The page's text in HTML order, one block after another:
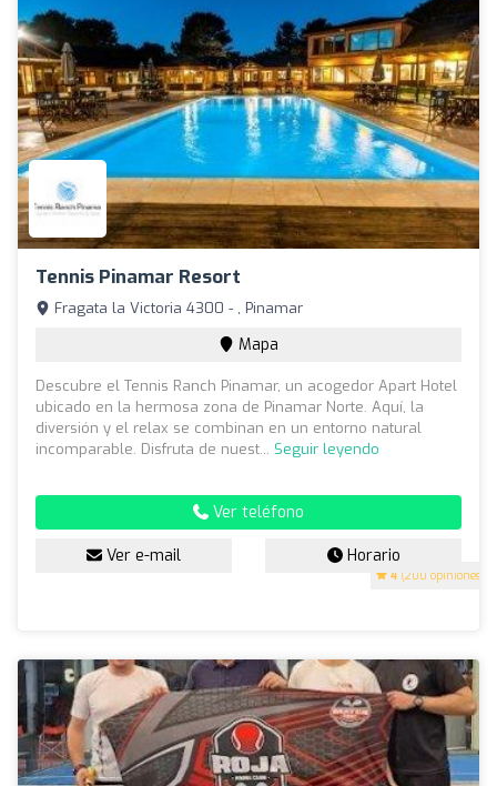
Tennis Pinamar Resort
4 (200 opiniones)
Fragata la Victoria 4300 - , Pinamar
Mapa
Descubre el Tennis Ranch Pinamar, un acogedor Apart Hotel
ubicado en la hermosa zona de Pinamar Norte. Aquí, la
diversión y el relax se combinan en un entorno natural
incomparable. Disfruta de nuest... Seguir leyendo
Ver teléfono
Ver e-mail Horario